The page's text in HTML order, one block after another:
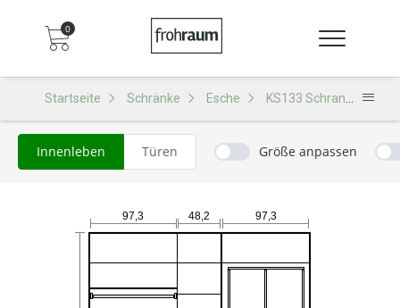
0
Startseite Schränke Esche KS133 Schrank
Innenleben Türen Größe anpassen